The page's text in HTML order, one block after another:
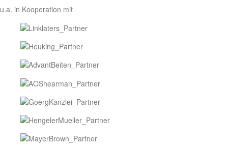
u.a. in Kooperation mit